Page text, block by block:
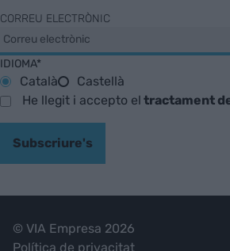
CORREU ELECTRÒNIC
IDIOMA*
Català
Castellà
He llegit i accepto eltractament
Subscriure's
© VIA Empresa 2026
Política de privacitat